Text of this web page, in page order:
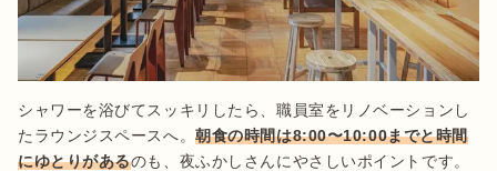
シャワーを浴びてスッキリしたら、職員室をリノベーションし
たラウンジスペースへ。朝食の時間は8:00〜10:00までと時間
にゆとりがあるのも、夜ふかしさんにやさしいポイントです。